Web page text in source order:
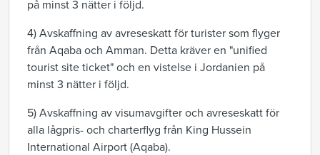
på minst 3 nätter i följd.
4) Avskaffning av avreseskatt för turister som flyger
från Aqaba och Amman. Detta kräver en "unified
tourist site ticket" och en vistelse i Jordanien på
minst 3 nätter i följd.
5) Avskaffning av visumavgifter och avreseskatt för
alla lågpris- och charterflyg från King Hussein
International Airport (Aqaba).